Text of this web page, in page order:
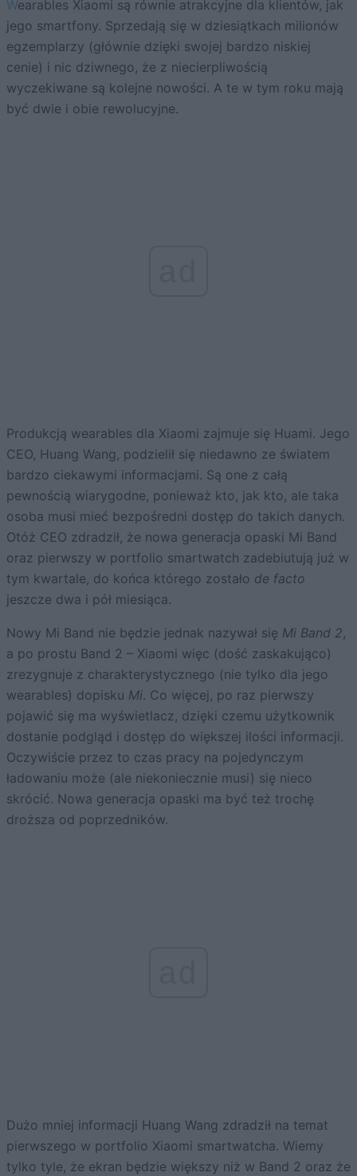
Wearables Xiaomi są równie atrakcyjne dla klientów, jak
jego smartfony. Sprzedają się w dziesiątkach milionów
egzemplarzy (głównie dzięki swojej bardzo niskiej
cenie) i nic dziwnego, że z niecierpliwością
wyczekiwane są kolejne nowości. A te w tym roku mają
być dwie i obie rewolucyjne.
Produkcją wearables dla Xiaomi zajmuje się Huami. Jego
CEO, Huang Wang, podzielił się niedawno ze światem
bardzo ciekawymi informacjami. Są one z całą
pewnością wiarygodne, ponieważ kto, jak kto, ale taka
osoba musi mieć bezpośredni dostęp do takich danych.
Otóż CEO zdradził, że nowa generacja opaski Mi Band
oraz pierwszy w portfolio smartwatch zadebiutują już w
tym kwartale, do końca którego zostało de facto
jeszcze dwa i pół miesiąca.
Nowy Mi Band nie będzie jednak nazywał się Mi Band 2,
a po prostu Band 2 – Xiaomi więc (dość zaskakująco)
zrezygnuje z charakterystycznego (nie tylko dla jego
wearables) dopisku Mi. Co więcej, po raz pierwszy
pojawić się ma wyświetlacz, dzięki czemu użytkownik
dostanie podgląd i dostęp do większej ilości informacji.
Oczywiście przez to czas pracy na pojedynczym
ładowaniu może (ale niekoniecznie musi) się nieco
skrócić. Nowa generacja opaski ma być też trochę
droższa od poprzedników.
Dużo mniej informacji Huang Wang zdradził na temat
pierwszego w portfolio Xiaomi smartwatcha. Wiemy
tylko tyle, że ekran będzie większy niż w Band 2 oraz że